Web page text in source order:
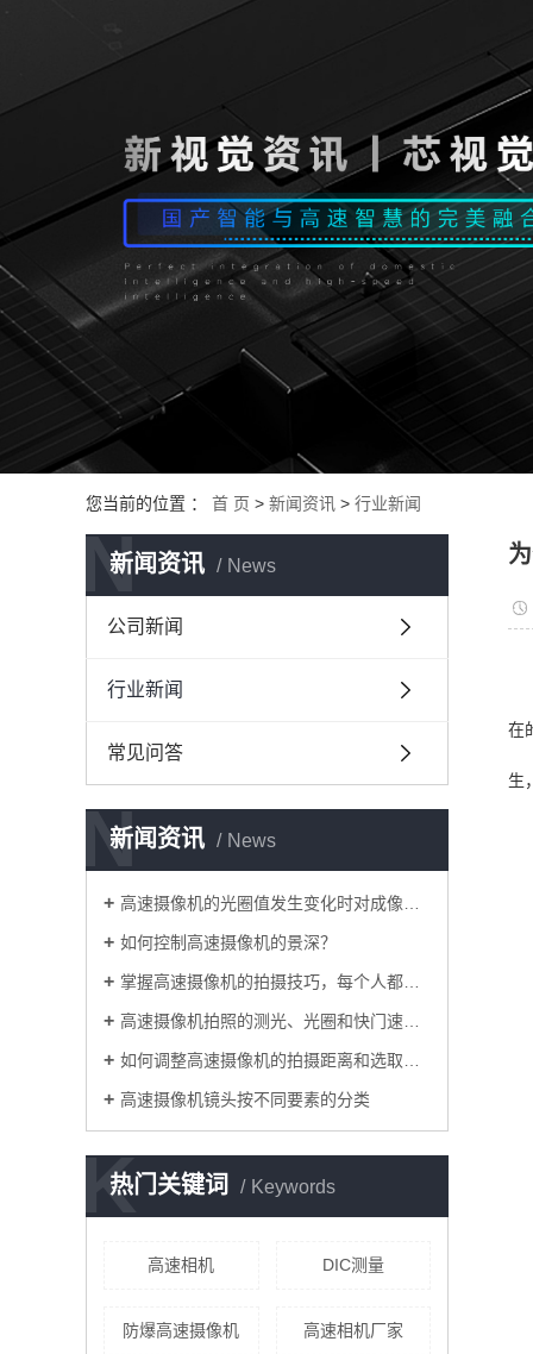
您当前的位置 ： 首 页 > 新闻资讯 > 行业新闻
新闻资讯 News
N
公司新闻
行业新闻
常见问答
新闻资讯 News
N
高速摄像机的光圈值发生变化时对成像有什么影响？
如何控制高速摄像机的景深？
掌握高速摄像机的拍摄技巧，每个人都是摄影师
高速摄像机拍照的测光、光圈和快门速度细节
如何调整高速摄像机的拍摄距离和选取角度？
高速摄像机镜头按不同要素的分类
热门关键词 Keywords
K
高速相机 DIC测量
防爆高速摄像机 高速相机厂家
在
生